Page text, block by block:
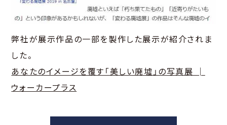
弊社が展示作品の一部を製作した展示が紹介されま
した。
あなたのイメージを覆す「美しい廃墟」の写真展 │
ウォーカープラス